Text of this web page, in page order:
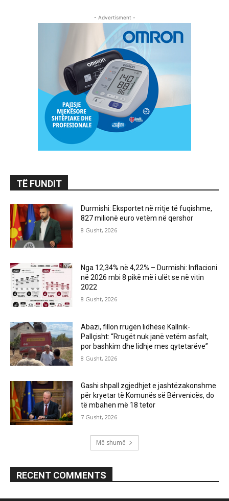
- Advertisment -
TË FUNDIT
Durmishi: Eksportet në rritje të fuqishme,
827 milionë euro vetëm në qershor
8 Gusht, 2026
Nga 12,34% në 4,22% – Durmishi: Inflacioni
në 2026 mbi 8 pikë më i ulët se në vitin
2022
8 Gusht, 2026
Abazi, fillon rrugën lidhëse Kallnik-
Pallçisht: “Rrugët nuk janë vetëm asfalt,
por bashkim dhe lidhje mes qytetarëve”
8 Gusht, 2026
Gashi shpall zgjedhjet e jashtëzakonshme
për kryetar të Komunës së Bërvenicës, do
të mbahen më 18 tetor
7 Gusht, 2026
Më shumë
RECENT COMMENTS